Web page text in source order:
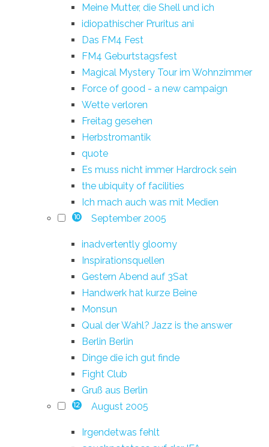
Meine Mutter, die Shell und ich
idiopathischer Pruritus ani
Das FM4 Fest
FM4 Geburtstagsfest
Magical Mystery Tour im Wohnzimmer
Force of good - a new campaign
Wette verloren
Freitag gesehen
Herbstromantik
quote
Es muss nicht immer Hardrock sein
the ubiquity of facilities
Ich mach auch was mit Medien
10 September 2005
inadvertently gloomy
Inspirationsquellen
Gestern Abend auf 3Sat
Handwerk hat kurze Beine
Monsun
Qual der Wahl? Jazz is the answer
Berlin Berlin
Dinge die ich gut finde
Fight Club
Gruß aus Berlin
12 August 2005
Irgendetwas fehlt